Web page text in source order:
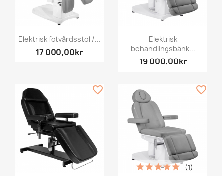
Elektrisk fotvårdsstol /...
17 000,00kr
Elektrisk
behandlingsbänk...
19 000,00kr
favorite_border
(1)
favorite_border